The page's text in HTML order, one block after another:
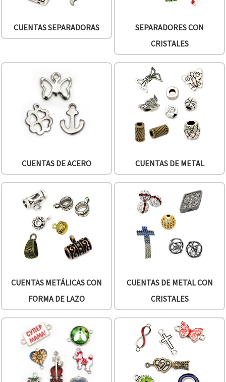
CUENTAS SEPARADORAS
SEPARADORES CON
CRISTALES
CUENTAS DE ACERO CUENTAS DE METAL
CUENTAS METÁLICAS CON
FORMA DE LAZO
CUENTAS DE METAL CON
CRISTALES